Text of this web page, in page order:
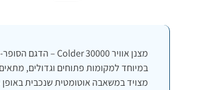
במיוחד למקומות פתוחים וגדולים,
מצויד במשאבה אוטומטית שנכבית